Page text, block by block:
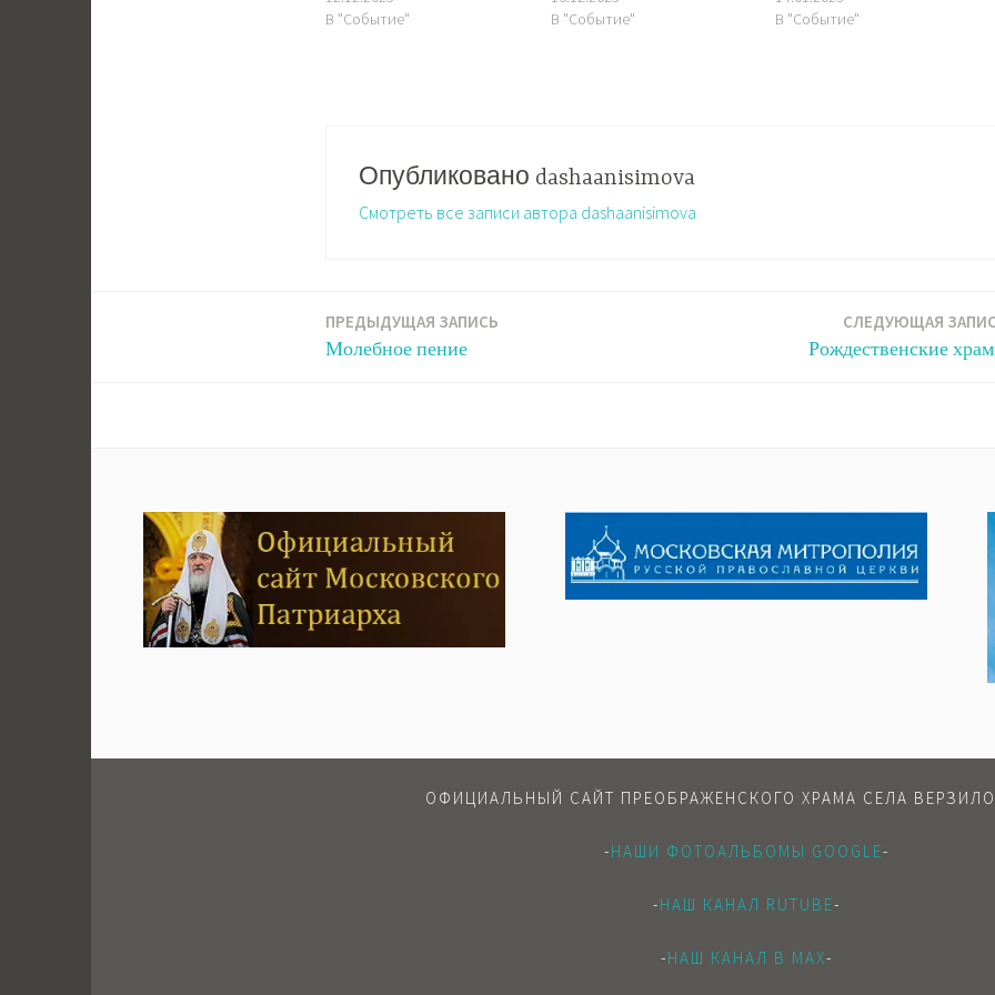
В "Событие"
В "Событие"
В "Событие"
Опубликовано dashaanisimova
Смотреть все записи автора dashaanisimova
ПРЕДЫДУЩАЯ ЗАПИСЬ
Молебное пение
СЛЕДУЮЩАЯ
Рождественские
ОФИЦИАЛЬНЫЙ САЙТ ПРЕОБРАЖЕНСКОГО ХРАМА СЕЛА
-НАШИ ФОТОАЛЬБОМЫ GOOGLE-
-НАШ КАНАЛ RUTUBE-
-НАШ КАНАЛ В МАХ-